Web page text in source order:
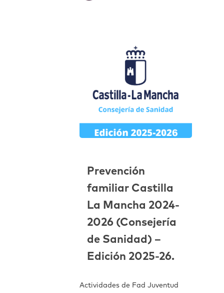
Prevención
familiar Castilla
La Mancha 2024-
2026 (Consejería
de Sanidad) –
Edición 2025-26.
Actividades de Fad Juventud